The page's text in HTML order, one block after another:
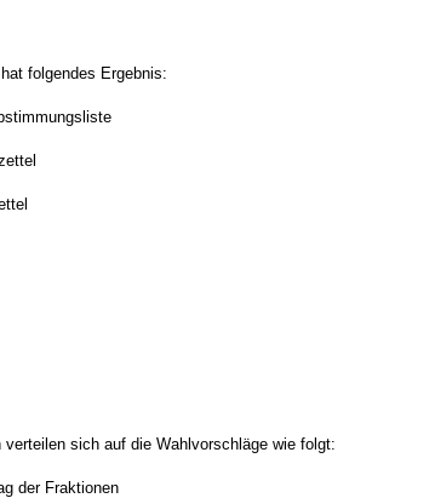
folgendes Ergebnis:
lt.
Stimmzettel
Stimmzettel
Stimmen
insgesamt
verteilen sich auf die Wahlvorschläge wie folgt:
der Fraktionen